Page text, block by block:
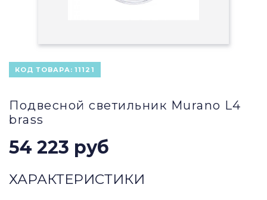
КОД ТОВАРА: 11121
Подвесной светильник Murano L4
brass
54 223 руб
ХАРАКТЕРИСТИКИ